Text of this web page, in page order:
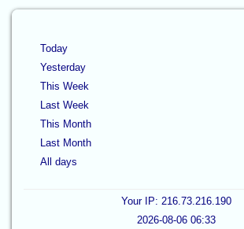
Today
Yesterday
This Week
Last Week
This Month
Last Month
All days
Your IP: 216.73.216.190
2026-08-06 06:33